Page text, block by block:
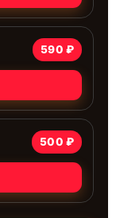
590 ₽
500 ₽